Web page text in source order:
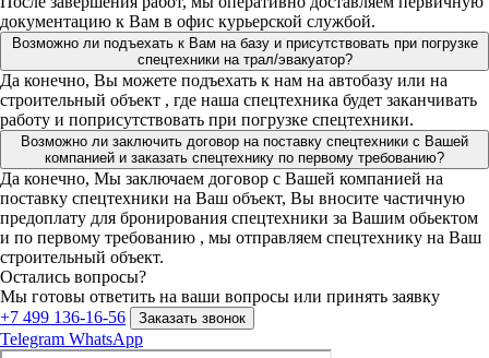
документацию к Вам в офис курьерской службой.
Возможно ли подъехать к Вам на базу и присутствовать при погрузке
спецтехники на трал/эвакуатор?
Да конечно, Вы можете подъехать к нам на автобазу или на
строительный объект , где наша спецтехника будет заканчивать
работу и поприсутствовать при погрузке спецтехники.
Возможно ли заключить договор на поставку спецтехники с Вашей
компанией и заказать спецтехнику по первому требованию?
Да конечно, Мы заключаем договор с Вашей компанией на
поставку спецтехники на Ваш объект, Вы вносите частичную
предоплату для бронирования спецтехники за Вашим обьектом
и по первому требованию , мы отправляем спецтехнику на Ваш
строительный объект.
Остались вопросы?
Мы готовы ответить на ваши вопросы или принять заявку
+7 499 136-16-56
Заказать звонок
Telegram WhatsApp